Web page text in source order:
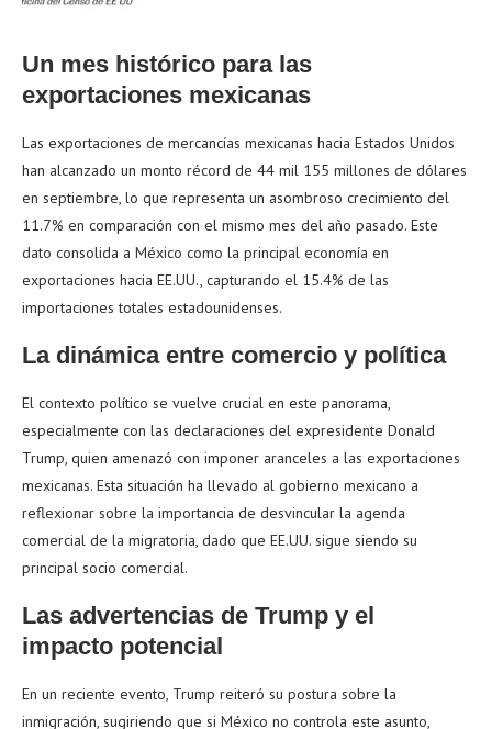
Un mes histórico para las
exportaciones mexicanas
Las exportaciones de mercancías mexicanas hacia Estados Unidos
han alcanzado un monto récord de 44 mil 155 millones de dólares
en septiembre, lo que representa un asombroso crecimiento del
11.7% en comparación con el mismo mes del año pasado. Este
dato consolida a México como la principal economía en
exportaciones hacia EE.UU., capturando el 15.4% de las
importaciones totales estadounidenses.
La dinámica entre comercio y política
El contexto político se vuelve crucial en este panorama,
especialmente con las declaraciones del expresidente Donald
Trump, quien amenazó con imponer aranceles a las exportaciones
mexicanas. Esta situación ha llevado al gobierno mexicano a
reflexionar sobre la importancia de desvincular la agenda
comercial de la migratoria, dado que EE.UU. sigue siendo su
principal socio comercial.
Las advertencias de Trump y el
impacto potencial
En un reciente evento, Trump reiteró su postura sobre la
inmigración, sugiriendo que si México no controla este asunto,